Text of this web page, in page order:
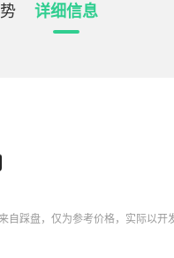
详细信息
自踩盘，仅为参考价格，实际以开